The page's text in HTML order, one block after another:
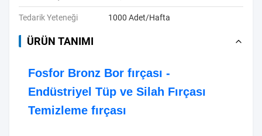
Tedarik Yeteneği 1000 Adet/Hafta
ÜRÜN TANIMI
Fosfor Bronz Bor fırçası -
Endüstriyel Tüp ve Silah Fırçası
Temizleme fırçası